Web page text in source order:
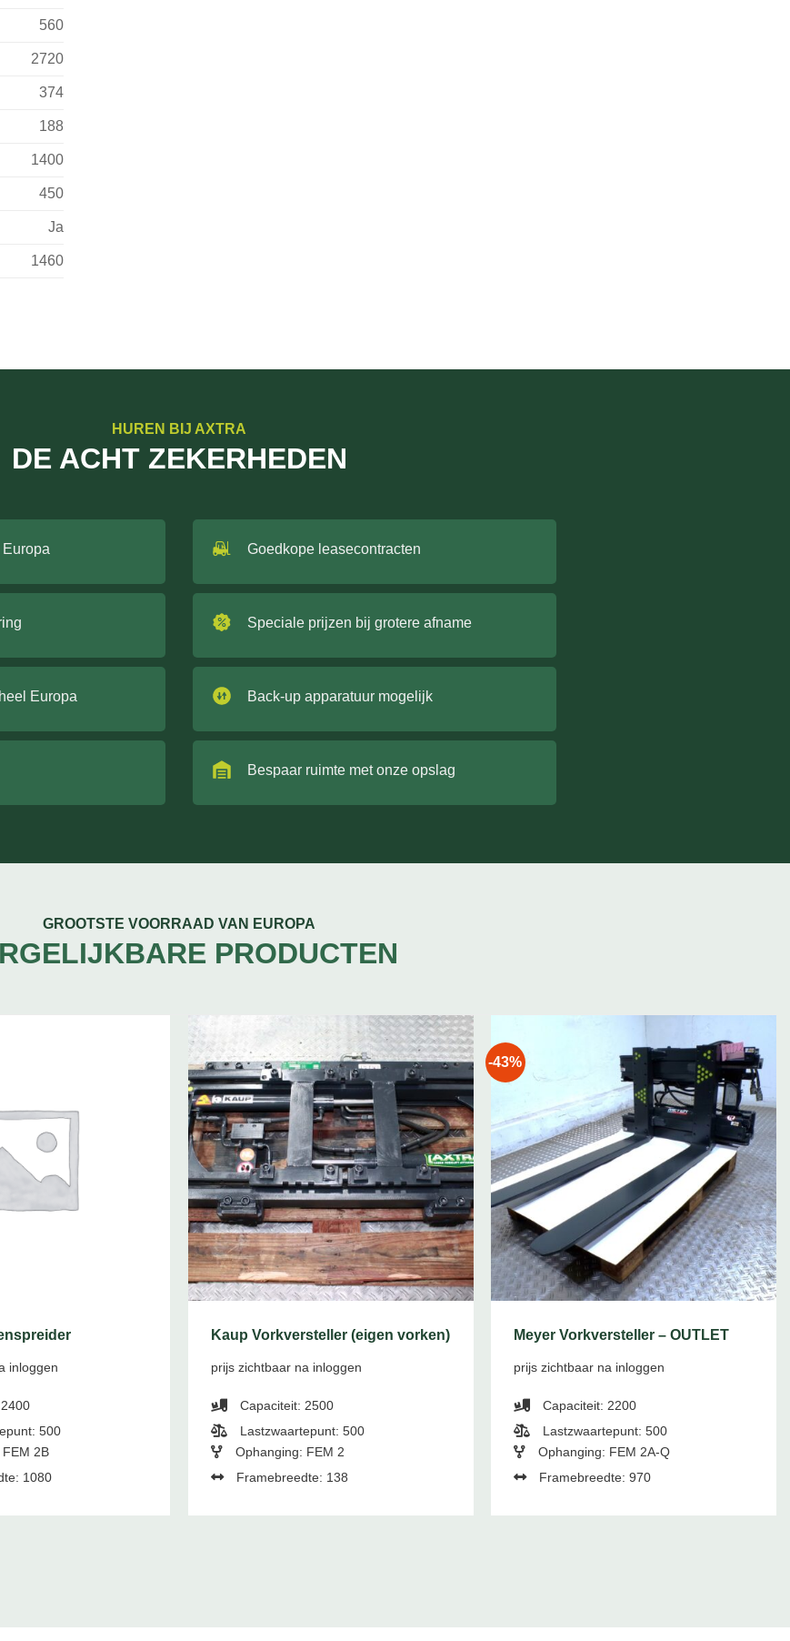
560
2720
374
188
1400
450
Ja
1460
HUREN BIJ AXTRA
DE ACHT ZEKERHEDEN
Europa
Europa
Goedkope leasecontracten
Speciale prijzen bij grotere afname
Back-up apparatuur mogelijk
Bespaar ruimte met onze opslag
GROOTSTE VOORRAAD VAN EUROPA
PRODUCTEN
inloggen
500
2B
1080
Kaup Vorkversteller (eigen vorken)
prijs zichtbaar na inloggen
Capaciteit: 2500
Lastzwaartepunt: 500
Ophanging: FEM 2
Framebreedte: 138
-43%
Meyer Vorkversteller – OUTLET
prijs zichtbaar na inloggen
Capaciteit: 2200
Lastzwaartepunt: 500
Ophanging: FEM 2A-Q
Framebreedte: 970